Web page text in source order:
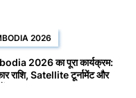
2026
2026 का पूरा कार्यक्रम:
राशि, Satellite टूर्नामेंट और